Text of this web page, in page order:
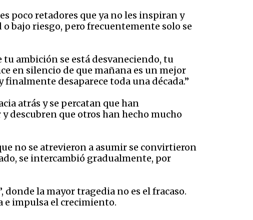
poco retadores que ya no les inspiran y
bajo riesgo, pero frecuentemente solo se
ambición se está desvaneciendo, tu
en silencio de que mañana es un mejor
finalmente desaparece toda una década.”
atrás y se percatan que han
descubren que otros han hecho mucho
no se atrevieron a asumir se convirtieron
se intercambió gradualmente, por
la mayor tragedia no es el fracaso.
e impulsa el crecimiento.